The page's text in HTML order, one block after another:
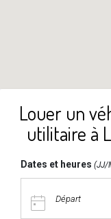
Louer un
utilitaire à
Dates et heures (JJ/